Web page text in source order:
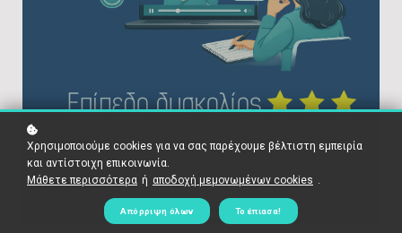
Παραγωγή ΕΝΓ - Βίντεο - Επίπεδο
Δυσκολίας ⭐⭐⭐
Χρησιμοποιούμε cookies για να σας παρέχουμε βέλτιστη εμπειρία
και αντίστοιχη επικοινωνία.
Μάθετε περισσότερα ή αποδοχή μεμονωμένων cookies .
Απόρριψη όλων Το έπιασα!